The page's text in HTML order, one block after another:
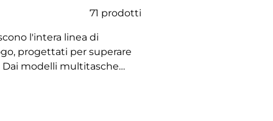
71 prodotti
l'intera linea di
progettati per superare
Dai modelli multitasche
imbottite o antistatiche,